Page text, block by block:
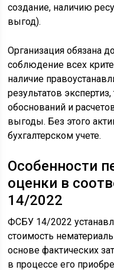
создание, наличию
выгод).
Организация обязана
соблюдение всех
наличие
результатов
обоснований и
выгоды. Без этого
бухгалтерском учете.
Особенности
оценки в
14/2022
ФСБУ 14/2022
стоимость
основе фактических
в процессе его